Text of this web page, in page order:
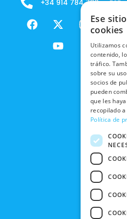
+34 914 784 788
F
a
X
-
t
w
m
Y
o
u
t
B2B
Ese
cookies
Utilizamos
contenido,
tráfico.
sobre su
socios de
pueden
que les
recopilado
Política de